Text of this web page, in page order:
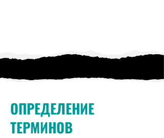
ОПРЕДЕЛЕНИЕ
ТЕРМИНОВ